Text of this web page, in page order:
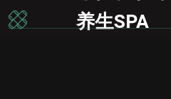
养生SPA